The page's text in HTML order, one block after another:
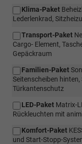
Klima-Paket
Lederlenkrad,
Transport-Paket
Cargo- Element,
Gepäckraum
Familien-Paket
Seitenscheiben
Türkantenschutz
LED-Paket Matrix-
Rückleuchten mit
Komfort-Paket
und Start-Stopp-